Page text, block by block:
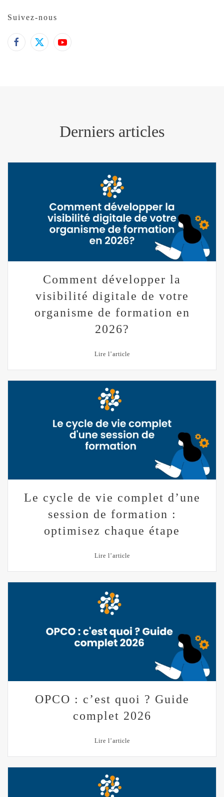
Suivez-nous
Derniers articles
Comment développer la
visibilité digitale de votre
organisme de formation en
2026?
Lire l’article
Le cycle de vie complet d’une
session de formation :
optimisez chaque étape
Lire l’article
OPCO : c’est quoi ? Guide
complet 2026
Lire l’article